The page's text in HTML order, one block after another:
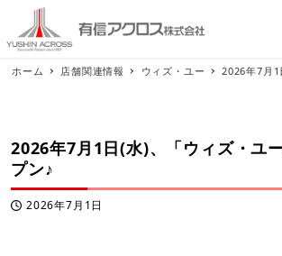
ホーム 店舗関連情報 ウィズ・ユー
2026年7月1
2026年7月1日(水)、「ウィズ・ユ
プン♪
投稿日2026年7月1日